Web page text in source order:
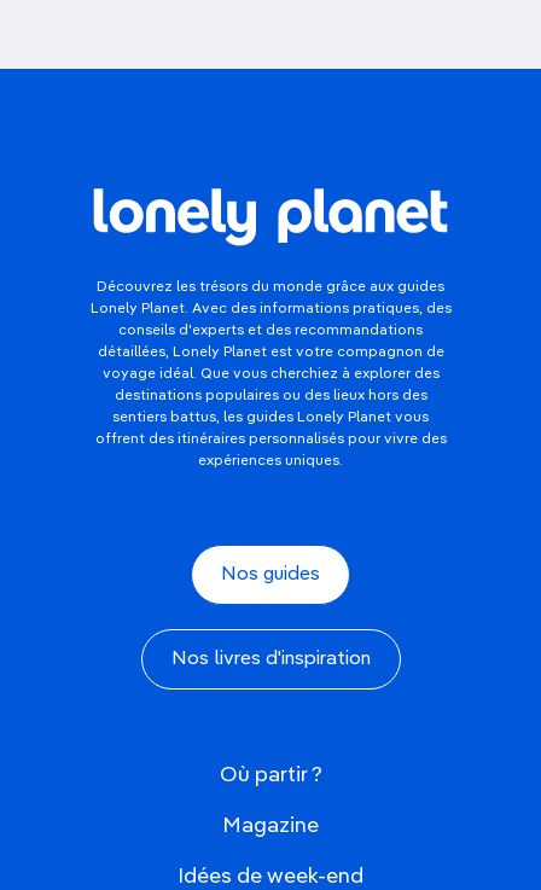
Découvrez les trésors du monde grâce aux guides
Lonely Planet. Avec des informations pratiques, des
conseils d'experts et des recommandations
détaillées, Lonely Planet est votre compagnon de
voyage idéal. Que vous cherchiez à explorer des
destinations populaires ou des lieux hors des
sentiers battus, les guides Lonely Planet vous
offrent des itinéraires personnalisés pour vivre des
expériences uniques.
Nos guides
Nos livres d'inspiration
Où partir ?
Magazine
Idées de week-end